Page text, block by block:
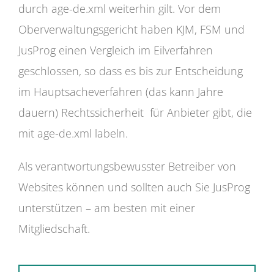
durch age-de.xml weiterhin gilt. Vor dem
Oberverwaltungsgericht haben KJM, FSM und
JusProg einen Vergleich im Eilverfahren
geschlossen, so dass es bis zur Entscheidung
im Hauptsacheverfahren (das kann Jahre
dauern) Rechtssicherheit für Anbieter gibt, die
mit age-de.xml labeln.
Als verantwortungsbewusster Betreiber von
Websites können und sollten auch Sie JusProg
unterstützen – am besten mit einer
Mitgliedschaft.